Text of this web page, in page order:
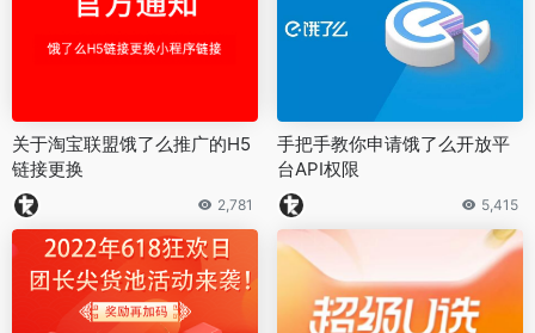
关于淘宝联盟饿了么推广的H5
链接更换
2,781
手把手教你申请饿了么开放平
台API权限
5,415